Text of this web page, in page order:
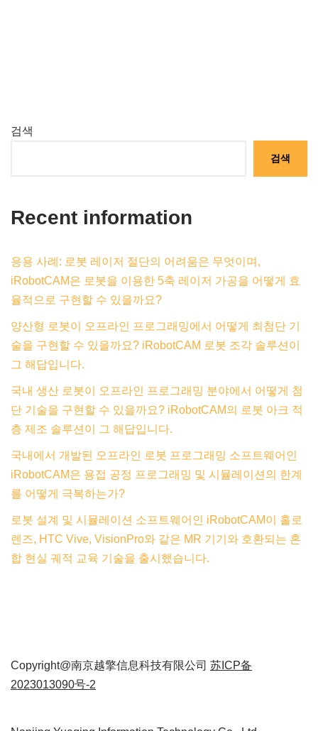
검색
검색
Recent information
응용 사례: 로봇 레이저 절단의 어려움은 무엇이며,
iRobotCAM은 로봇을 이용한 5축 레이저 가공을 어떻게 효
율적으로 구현할 수 있을까요?
양산형 로봇이 오프라인 프로그래밍에서 어떻게 최첨단 기
술을 구현할 수 있을까요? iRobotCAM 로봇 조각 솔루션이
그 해답입니다.
국내 생산 로봇이 오프라인 프로그래밍 분야에서 어떻게 첨
단 기술을 구현할 수 있을까요? iRobotCAM의 로봇 아크 적
층 제조 솔루션이 그 해답입니다.
국내에서 개발된 오프라인 로봇 프로그래밍 소프트웨어인
iRobotCAM은 용접 공정 프로그래밍 및 시뮬레이션의 한계
를 어떻게 극복하는가?
로봇 설계 및 시뮬레이션 소프트웨어인 iRobotCAM이 홀로
렌즈, HTC Vive, VisionPro와 같은 MR 기기와 호환되는 혼
합 현실 궤적 교육 기술을 출시했습니다.
Copyright@南京越擎信息科技有限公司 苏ICP备
2023013090号-2